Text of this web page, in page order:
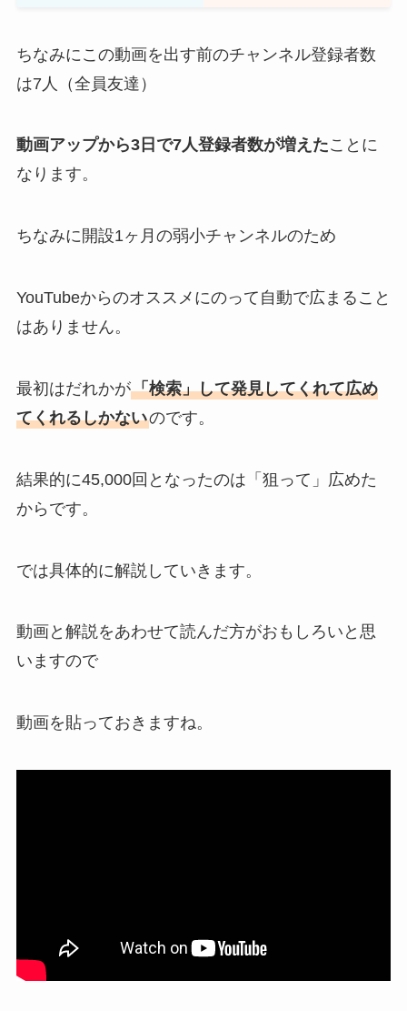
ちなみにこの動画を出す前のチャンネル登録者数
は7人（全員友達）
動画アップから3日で7人登録者数が増えたことに
なります。
ちなみに開設1ヶ月の弱小チャンネルのため
YouTubeからのオススメにのって自動で広まること
はありません。
最初はだれかが「検索」して発見してくれて広め
てくれるしかないのです。
結果的に45,000回となったのは「狙って」広めた
からです。
では具体的に解説していきます。
動画と解説をあわせて読んだ方がおもしろいと思
いますので
動画を貼っておきますね。